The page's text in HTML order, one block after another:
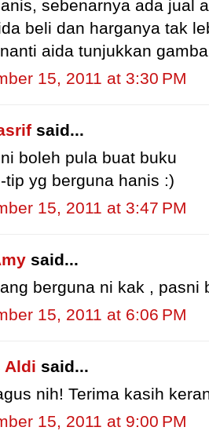
sebenarnya ada jual
beli dan harganya tak
aida tunjukkan
15, 2011 at 3:30 PM
said...
boleh pula buat buku
tip yg berguna hanis :)
15, 2011 at 3:47 PM
said...
berguna ni kak , pasni
15, 2011 at 6:06 PM
Aldi said...
nih! Terima kasih
15, 2011 at 9:00 PM